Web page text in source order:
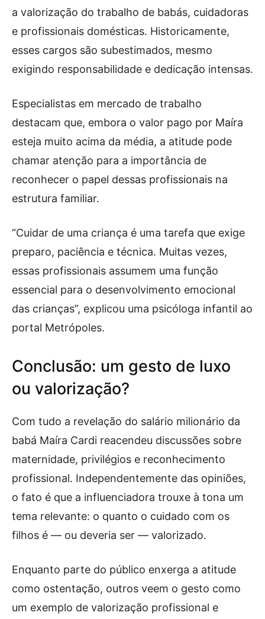
a valorização do trabalho de babás, cuidadoras
e profissionais domésticas. Historicamente,
esses cargos são subestimados, mesmo
exigindo responsabilidade e dedicação intensas.
Especialistas em mercado de trabalho
destacam que, embora o valor pago por Maíra
esteja muito acima da média, a atitude pode
chamar atenção para a importância de
reconhecer o papel dessas profissionais na
estrutura familiar.
“Cuidar de uma criança é uma tarefa que exige
preparo, paciência e técnica. Muitas vezes,
essas profissionais assumem uma função
essencial para o desenvolvimento emocional
das crianças”, explicou uma psicóloga infantil ao
portal Metrópoles.
Conclusão: um gesto de luxo
ou valorização?
Com tudo a revelação do salário milionário da
babá Maíra Cardi reacendeu discussões sobre
maternidade, privilégios e reconhecimento
profissional. Independentemente das opiniões,
o fato é que a influenciadora trouxe à tona um
tema relevante: o quanto o cuidado com os
filhos é — ou deveria ser — valorizado.
Enquanto parte do público enxerga a atitude
como ostentação, outros veem o gesto como
um exemplo de valorização profissional e